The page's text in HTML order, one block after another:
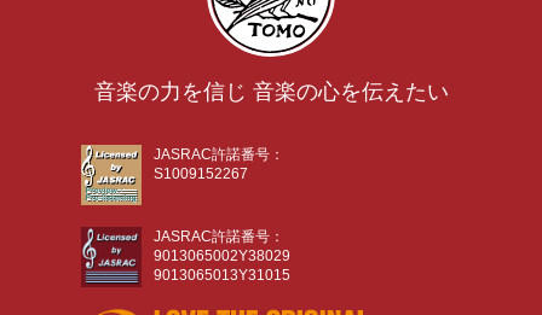
音楽の力を信じ 音楽の心を伝えたい
JASRAC許諾番号：
S1009152267
JASRAC許諾番号：
9013065002Y38029
9013065013Y31015